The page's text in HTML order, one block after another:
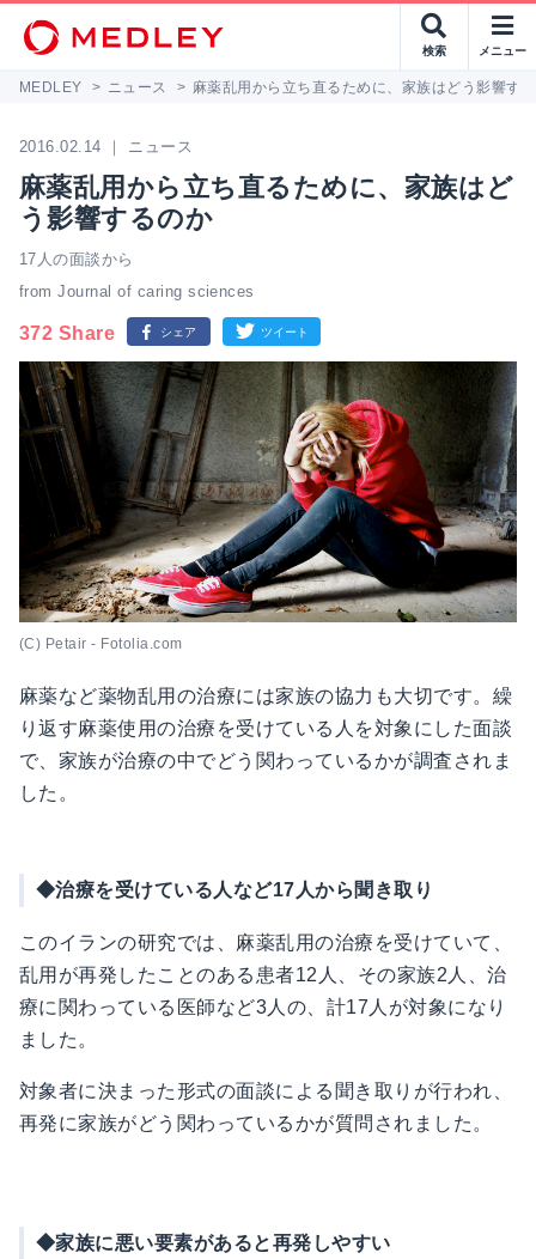
検索 メニュー
MEDLEY > ニュース > 麻薬乱用から立ち直るために、家族はどう影響す
2016.02.14 ｜ ニュース
麻薬乱用から立ち直るために、家族はど
う影響するのか
17人の面談から
from Journal of caring sciences
372 Share
(C) Petair - Fotolia.com
麻薬など薬物乱用の治療には家族の協力も大切です。繰
り返す麻薬使用の治療を受けている人を対象にした面談
で、家族が治療の中でどう関わっているかが調査されま
した。
◆治療を受けている人など17人から聞き取り
このイランの研究では、麻薬乱用の治療を受けていて、
乱用が再発したことのある患者12人、その家族2人、治
療に関わっている医師など3人の、計17人が対象になり
ました。
対象者に決まった形式の面談による聞き取りが行われ、
再発に家族がどう関わっているかが質問されました。
◆家族に悪い要素があると再発しやすい